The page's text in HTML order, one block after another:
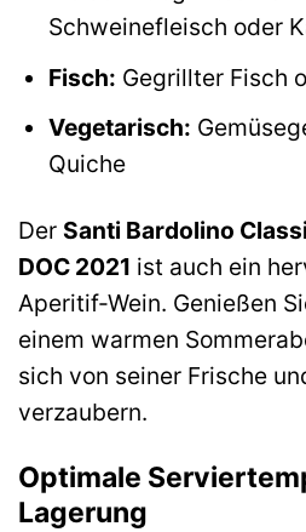
Schweinefleisch oder
Fisch: Gegrillter Fisch
Vegetarisch:
Quiche
Der Santi Bardolino
DOC 2021 ist auch ein
Aperitif-Wein. Genießen
einem warmen
sich von seiner Frische
verzaubern.
Optimale
Lagerung